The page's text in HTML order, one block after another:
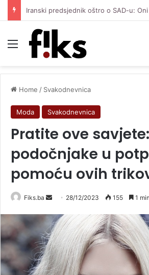
Menu
Home / Svakodnevnica
Moda Svakodnevnica
Pratite ove
podočnjake u
pomoću ovih
Fiks.ba
Send
email
28/12/2023 155 1